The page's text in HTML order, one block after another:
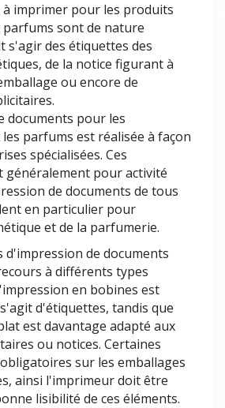
à imprimer pour les produits
parfums sont de nature
s'agir des étiquettes des
de la notice figurant à
ou encore de
documents pour les
parfums est réalisée à façon
spécialisées. Ces
généralement pour activité
de documents de tous
en particulier pour
et de la parfumerie.
d'impression de documents
à différents types
en bobines est
d'étiquettes, tandis que
est davantage adapté aux
ou notices. Certaines
sur les emballages
ainsi l'imprimeur doit être
lisibilité de ces éléments.